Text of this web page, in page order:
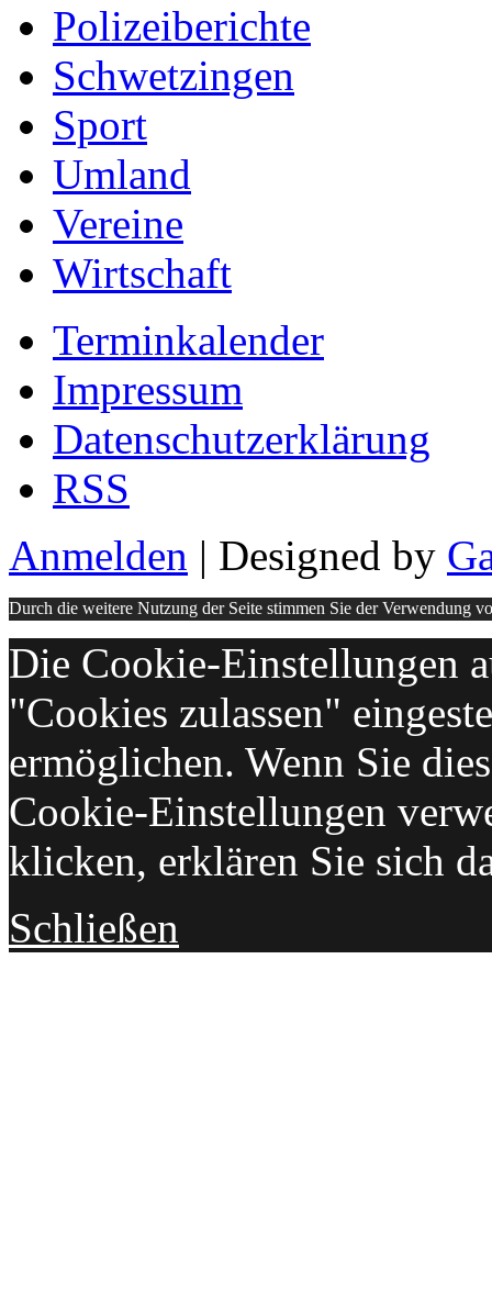
Polizeiberichte
Schwetzingen
Sport
Umland
Vereine
Wirtschaft
Terminkalender
Impressum
Datenschutzerklärung
RSS
Anmelden | Designed by
Durch die weitere Nutzung der Seite stimmen Sie der Verwendung
Die Cookie-Einstellungen
"Cookies zulassen"
ermöglichen. Wenn Sie
Cookie-Einstellungen
klicken, erklären Sie sich
Schließen